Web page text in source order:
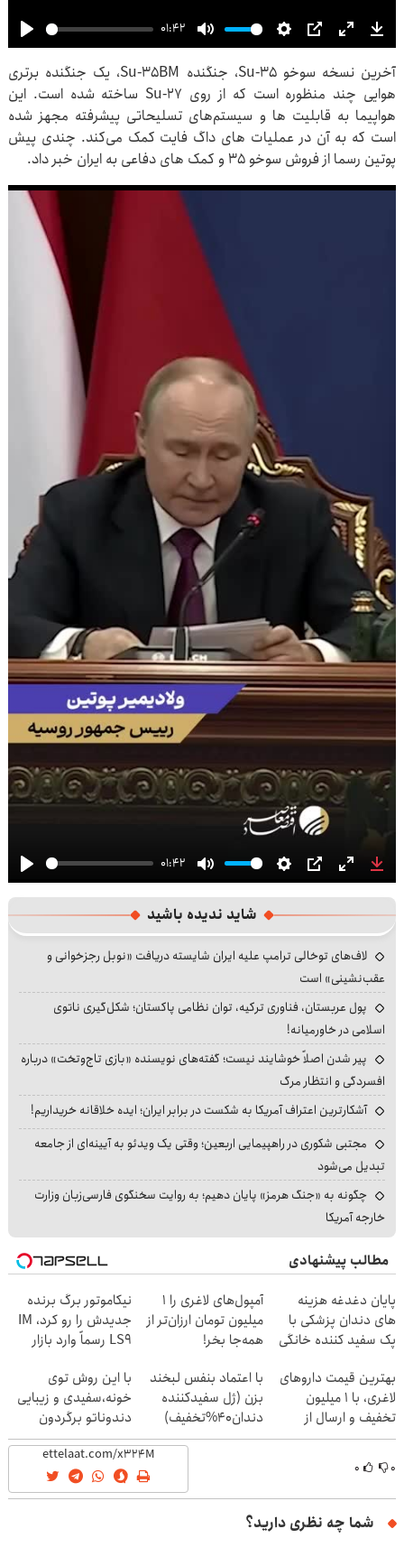
Play
01:42
Mute Settings
PIP Enter
آخرین نسخه سوخو Su-۳۵، جنگنده Su-۳۵BM، یک جنگنده برتری
هوایی چند منظوره است که از روی Su-۲۷ ساخته شده است. این
هواپیما به قابلیت ها و سیستم‌های تسلیحاتی پیشرفته مجهز شده
است که به آن در عملیات های داگ فایت کمک می‌کند. چندی پیش
پوتین رسما از فروش سوخو ۳۵ و کمک های دفاعی به ایران خبر داد.
Play
01:42
Mute Settings
PIP Enter
شاید ندیده باشید
لاف‌های توخالی ترامپ علیه ایران شایسته دریافت «نوبل رجزخوانی و
عقب‌نشینی» است
پول عربستان، فناوری ترکیه، توان نظامی پاکستان؛ شکل‌گیری ناتوی
اسلامی در خاورمیانه!
پیر شدن اصلاً خوشایند نیست؛ گفته‌های نویسنده «بازی تاج‌وتخت» درباره
افسردگی و انتظار مرگ
آشکارترین اعتراف آمریکا به شکست در برابر ایران؛ ایده خلاقانه خریداریم!
مجتبی شکوری در راهپیمایی اربعین؛ وقتی یک ویدئو به آیینه‌ای از جامعه
تبدیل می‌شود
چگونه به «جنگ هرمز» پایان دهیم؛ به روایت سخنگوی فارسی‌زبان وزارت
خارجه آمریکا
مطالب پیشنهادی
پایان دغدغه هزینه
های دندان پزشکی با
پک سفید کننده خانگی
آمپول‌های لاغری را ۱
میلیون تومان ارزان‌تر از
همه‌جا بخر!
نیکاموتور برگ برنده
جدیدش را رو کرد، IM
LS9 رسماً وارد بازار
بهترین قیمت داروهای
لاغری، با ۱ میلیون
تخفیف و ارسال از
داروخانه‌
با اعتماد بنفس لبخند
بزن (ژل سفیدکننده
دندان40%تخفیف)
با این روش توی
خونه،سفیدی و زیبایی
دندوناتو برگردون
(40%off)
۰ ۰
شما چه نظری دارید؟